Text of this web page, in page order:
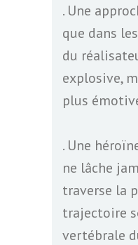
. Une
que dans
du
explosive,
plus
. Une
ne lâche
traverse la
trajectoire
vertébrale